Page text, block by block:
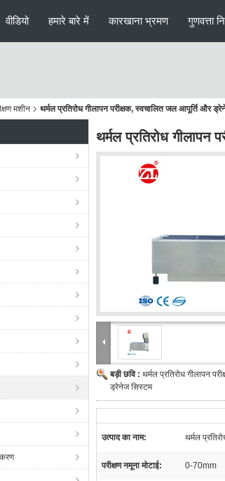
वीडियो हमारे बारे में कारखाना भ्रमण गुणवत्ता
मशीन थर्मल प्रतिरोध गीलापन परीक्षक, स्वचालित जल आपूर्ति और
थर्मल प्रतिरोध
बड़ी छवि : थर्मल प्रतिरोध गीलापन
ड्रेनेज सिस्टम
उत्पाद का नाम: थर्मल
परीक्षण नमूना मोटाई: 0-70mm